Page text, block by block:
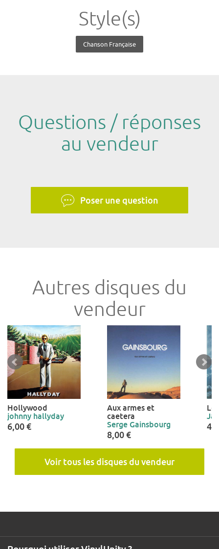
Style(s)
Chanson Française
Questions / réponses
au vendeur
Poser une question
Autres disques du
vendeur
Hollywood
johnny hallyday
6,00 €
Aux armes et
caetera
Serge Gainsbourg
8,00 €
Voir tous les disques du vendeur